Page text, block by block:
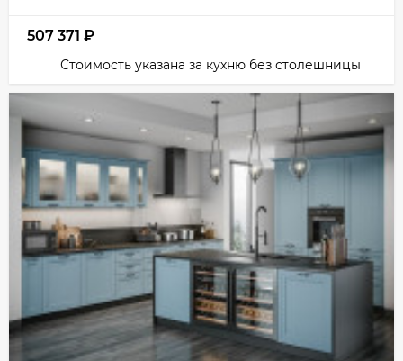
507 371 ₽
Стоимость указана за кухню без столешницы